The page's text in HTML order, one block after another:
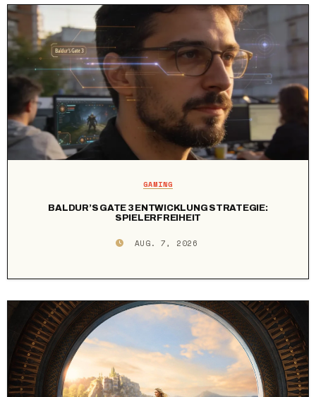
GAMING
BALDUR’S GATE 3 ENTWICKLUNG STRATEGIE:
SPIELERFREIHEIT
AUG. 7, 2026